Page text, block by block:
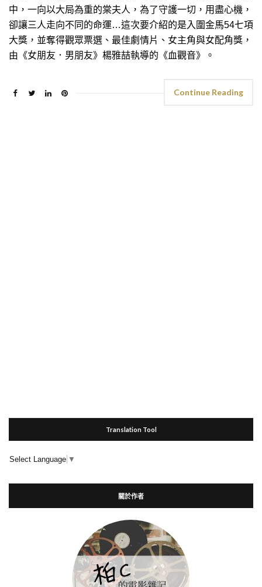
中，一向以大局為重的棠夫人，為了守護一切，用盡心機，
卻讓三人走向不同的命運…這次要介紹的是入圍金馬54七項
大獎，並奪得觀眾票選、最佳劇情片、女主角與女配角獎，
由《女朋友．男朋友》楊雅喆執導的《血觀音》。
Continue Reading
Translation Tool
Select Language ▼
關於作者